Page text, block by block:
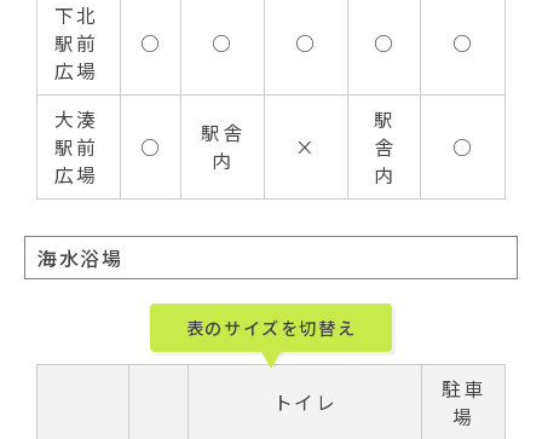
下北
駅前
広場
○ ○ ○ ○ ○
大湊
駅前
広場
○
駅舎
内
×
駅
舎
内
○
海水浴場
表のサイズを切替え
トイレ
駐車
場